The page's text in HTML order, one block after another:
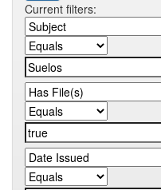
Current filters: